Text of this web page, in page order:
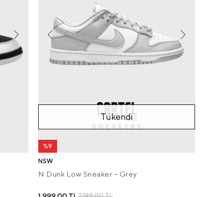
%9
Tükendi
NSW
N Dunk Low Sneaker – Grey